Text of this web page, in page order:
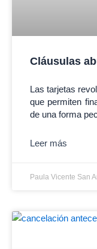
Cláusulas
Las tarjetas
que permiten
de una forma
Leer más
Paula Vicente San